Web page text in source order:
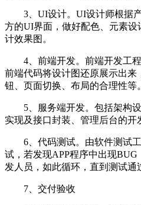
3、UI设计。UI设计师根据产
方的UI界面，做好配色、元素
计效果图。
4、前端开发。前端开发工程
前端代码将设计图还原展示出
钮、页面切换、布局的合理性等。
5、服务端开发。包括架构设
实现及接口封装、管理后台的开
6、代码测试。由软件测试工
试，若发现APP程序中出现
发人员，如此循环，直到测试通
7、交付验收